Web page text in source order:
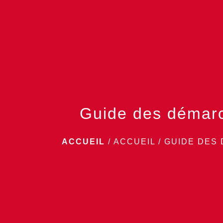
Guide des
ACCUEIL / ACCUEIL / GUIDE DES